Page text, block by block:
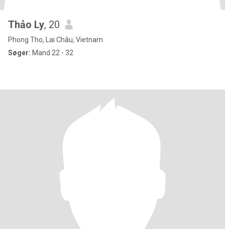
Thảo Ly, 20
Phong Tho, Lai Châu, Vietnam
Søger: Mand 22 - 32